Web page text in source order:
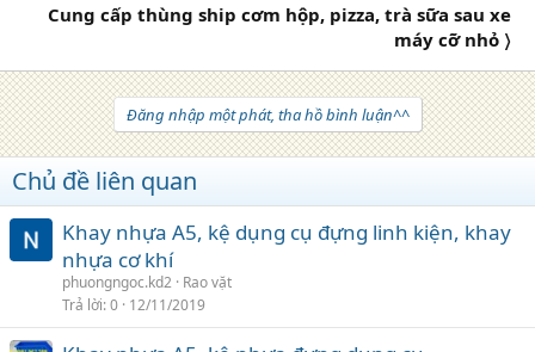
Cung cấp thùng ship cơm hộp, pizza, trà sữa sau xe
máy cỡ nhỏ 〉
Đăng nhập một phát, tha hồ bình luận^^
Chủ đề liên quan
Khay nhựa A5, kệ dụng cụ đựng linh kiện, khay
nhựa cơ khí
phuongngoc.kd2 Rao vặt
Trả lời 0 12/11/2019